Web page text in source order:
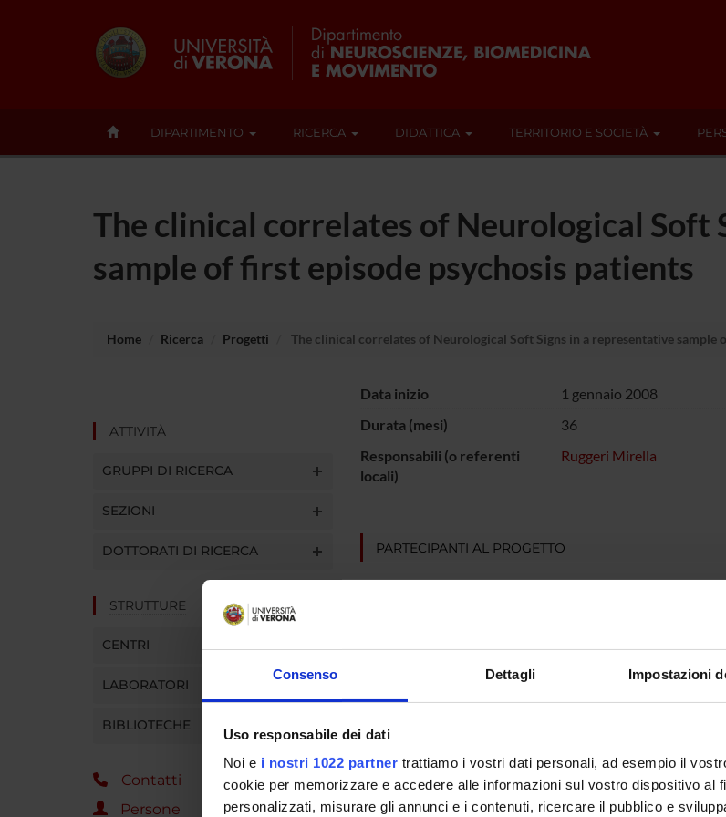
Consenso Dettagli Impostazioni
Uso responsabile dei dati
Noi e i nostri 1022 partner trattiamo i vostri dati personali, ad esempio il
cookie per memorizzare e accedere alle informazioni sul vostro dispositivo al
personalizzati, misurare gli annunci e i contenuti, ricercare il pubblico e
DIPARTIMENTO RICERCA DIDATTICA TERRITORIO E SOCIETÀ
The clinical correlates of Neurological Soft
sample of first episode psychosis patients
Home Ricerca Progetti The clinical correlates of Neurological Soft Signs in a representative sample
ATTIVITÀ
GRUPPI DI RICERCA
SEZIONI
DOTTORATI DI RICERCA
STRUTTURE
CENTRI
LABORATORI
BIBLIOTECHE
Contatti
Persone
Data inizio
1 gennaio 2008
Durata (mesi)
36
Responsabili (o referenti
locali)
Ruggeri Mirella
PARTECIPANTI AL PROGETTO
Mirella Ruggeri
AREE DI RICERCA COINVOLTE DAL PROGETTO
SEZIONI
Psichiatria